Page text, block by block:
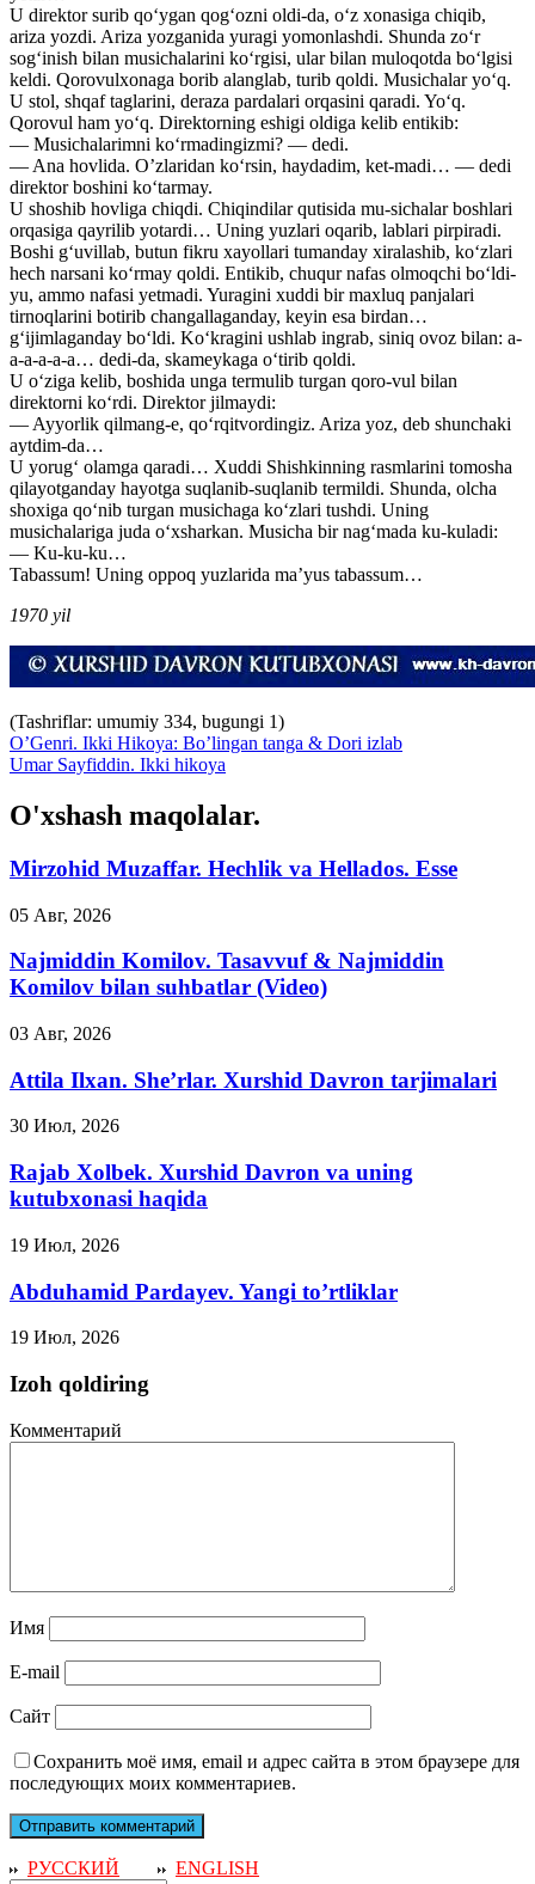
U direktor surib qo‘ygan qog‘ozni oldi-da, o‘z xonasiga chiqib,
ariza yozdi. Ariza yozganida yuragi yomonlashdi. Shunda zo‘r
sog‘inish bilan musichalarini ko‘rgisi, ular bilan muloqotda bo‘lgisi
keldi. Qorovulxonaga borib alanglab, turib qoldi. Musichalar yo‘q.
U stol, shqaf taglarini, deraza pardalari orqasini qaradi. Yo‘q.
Qorovul ham yo‘q. Direktorning eshigi oldiga kelib entikib:
— Musichalarimni ko‘rmadingizmi? — dedi.
— Ana hovlida. O’zlaridan ko‘rsin, haydadim, ket-madi… — dedi
direktor boshini ko‘tarmay.
U shoshib hovliga chiqdi. Chiqindilar qutisida mu-sichalar boshlari
orqasiga qayrilib yotardi… Uning yuzlari oqarib, lablari pirpiradi.
Boshi g‘uvillab, butun fikru xayollari tumanday xiralashib, ko‘zlari
hech narsani ko‘rmay qoldi. Entikib, chuqur nafas olmoqchi bo‘ldi-
yu, ammo nafasi yetmadi. Yuragini xuddi bir maxluq panjalari
tirnoqlarini botirib changallaganday, keyin esa birdan…
g‘ijimlaganday bo‘ldi. Ko‘kragini ushlab ingrab, siniq ovoz bilan: a-
a-a-a-a-a… dedi-da, skameykaga o‘tirib qoldi.
U o‘ziga kelib, boshida unga termulib turgan qoro-vul bilan
direktorni ko‘rdi. Direktor jilmaydi:
— Ayyorlik qilmang-e, qo‘rqitvordingiz. Ariza yoz, deb shunchaki
aytdim-da…
U yorug‘ olamga qaradi… Xuddi Shishkinning rasmlarini tomosha
qilayotganday hayotga suqlanib-suqlanib termildi. Shunda, olcha
shoxiga qo‘nib turgan musichaga ko‘zlari tushdi. Uning
musichalariga juda o‘xsharkan. Musicha bir nag‘mada ku-kuladi:
— Ku-ku-ku…
Tabassum! Uning oppoq yuzlarida ma’yus tabassum…
1970 yil
(Tashriflar: umumiy 334, bugungi 1)
O’Genri. Ikki Hikoya: Bo’lingan tanga & Dori izlab
Umar Sayfiddin. Ikki hikoya
O'xshash maqolalar.
Mirzohid Muzaffar. Hechlik va Hellados. Esse
05 Авг, 2026
Najmiddin Komilov. Tasavvuf & Najmiddin
Komilov bilan suhbatlar (Video)
03 Авг, 2026
Attila Ilxan. She’rlar. Xurshid Davron tarjimalari
30 Июл, 2026
Rajab Xolbek. Xurshid Davron va uning
kutubxonasi haqida
19 Июл, 2026
Abduhamid Pardayev. Yangi to’rtliklar
19 Июл, 2026
Izoh qoldiring
Комментарий
Имя
E-mail
Сайт
Сохранить моё имя, email и адрес сайта в этом браузере для
последующих моих комментариев.
РУССКИЙ ENGLISH